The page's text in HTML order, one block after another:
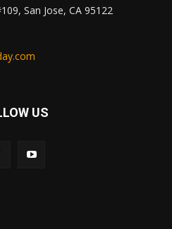
San Jose, CA 95122
US